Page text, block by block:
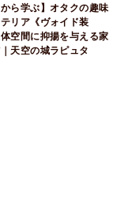
から学ぶ】オタクの趣味
リア《ヴォイド装
空間に抑揚を与える家
天空の城ラピュタ